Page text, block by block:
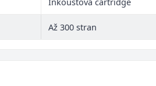
Až 300 stran